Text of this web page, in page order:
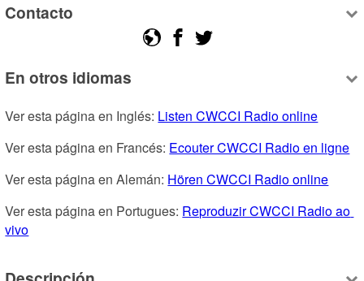
Contacto
En otros idiomas
Ver esta página en Inglés: Listen CWCCI Radio online
Ver esta página en Francés: Ecouter CWCCI Radio en ligne
Ver esta página en Alemán: Hören CWCCI Radio online
Ver esta página en Portugues: Reproduzir CWCCI Radio ao
vivo